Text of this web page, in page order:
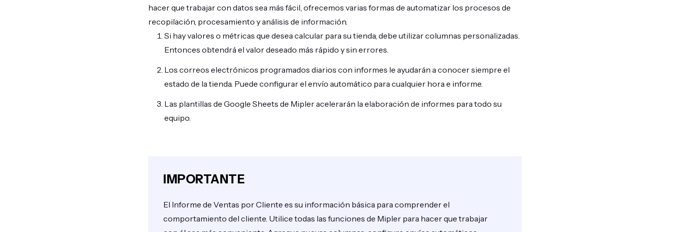
hacer que trabajar con datos sea más fácil, ofrecemos varias formas de automatizar los procesos de
recopilación, procesamiento y análisis de información.
Si hay valores o métricas que desea calcular para su tienda, debe utilizar columnas personalizadas.
Entonces obtendrá el valor deseado más rápido y sin errores.
Los correos electrónicos programados diarios con informes le ayudarán a conocer siempre el
estado de la tienda. Puede configurar el envío automático para cualquier hora e informe.
Las plantillas de Google Sheets de Mipler acelerarán la elaboración de informes para todo su
equipo.
IMPORTANTE
El Informe de Ventas por Cliente es su información básica para comprender el
comportamiento del cliente. Utilice todas las funciones de Mipler para hacer que trabajar